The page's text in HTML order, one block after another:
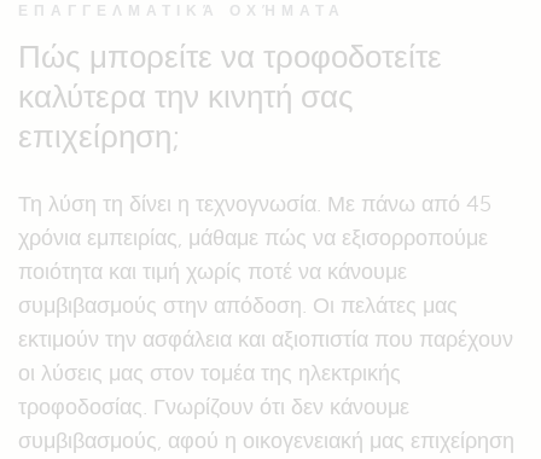
ΕΠΑΓΓΕΛΜΑΤΙΚΆ ΟΧΉΜΑΤΑ
Πώς μπορείτε να τροφοδοτείτε
καλύτερα την κινητή σας
επιχείρηση;
Τη λύση τη δίνει η τεχνογνωσία. Με πάνω από 45
χρόνια εμπειρίας, μάθαμε πώς να εξισορροπούμε
ποιότητα και τιμή χωρίς ποτέ να κάνουμε
συμβιβασμούς στην απόδοση. Οι πελάτες μας
εκτιμούν την ασφάλεια και αξιοπιστία που παρέχουν
οι λύσεις μας στον τομέα της ηλεκτρικής
τροφοδοσίας. Γνωρίζουν ότι δεν κάνουμε
συμβιβασμούς, αφού η οικογενειακή μας επιχείρηση